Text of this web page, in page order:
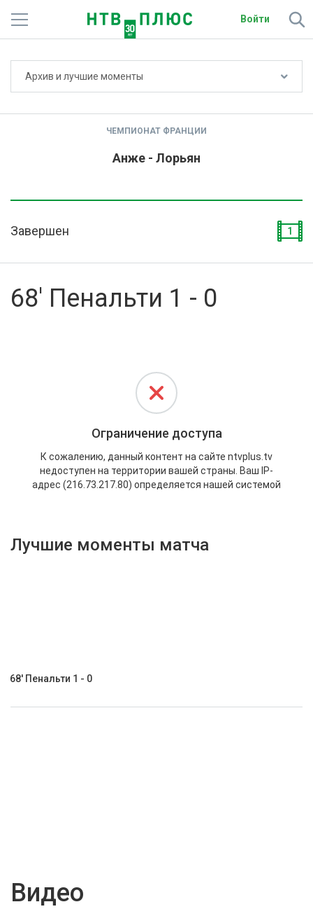
Войти
О сайте
Архив и лучшие моменты
ЧЕМПИОНАТ ФРАНЦИИ
Анже - Лорьян
Завершен 1
68' Пенальти 1 - 0
Лучшие моменты матча
68' Пенальти 1 - 0
Видео